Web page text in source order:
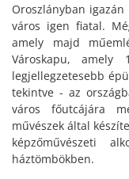
Oroszlányban
város igen fiatal.
amely majd
Városkapu, amely
legjellegzetesebb
tekintve - az
város főutcájára
művészek által
képzőművészeti
háztömbökben.